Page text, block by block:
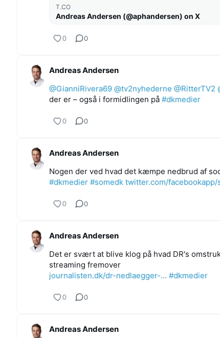
T.CO
Andreas Andersen (@aphandersen) on X
0 0
Andreas Andersen
@GianniRivera69 @tv2nyhederne @RitterTV2
der er – også i formidlingen på #dkmedier
0 0
Andreas Andersen
Nogen der ved hvad det kæmpe nedbrud af
#dkmedier #somedk twitter.com/
0 0
Andreas Andersen
Det er svært at blive klog på hvad DR's
streaming fremover
journalisten.dk/dr-nedlaegger-… #dkmedier
0 0
Andreas Andersen